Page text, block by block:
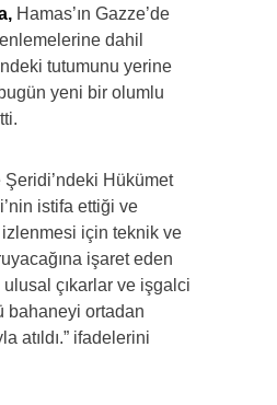
Hamas’ın Gazze’de
dahil
tutumunu yerine
yeni bir olumlu
Şeridi’ndeki Hükümet
istifa ettiği ve
için teknik ve
işaret eden
ulusal çıkarlar ve işgalci
bahaneyi ortadan
atıldı.” ifadelerini